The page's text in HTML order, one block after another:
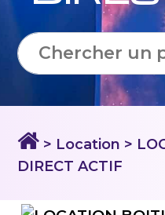
> Location >
DIRECT ACTIF